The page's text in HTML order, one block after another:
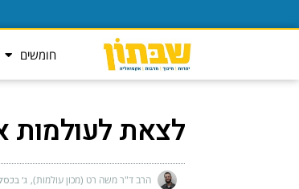
חומשים
לצאת לעולמות
הרב ד"ר משה רט (מכון עולמות) ג׳